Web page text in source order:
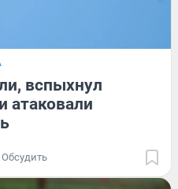
вспыхнул
атаковали
Обсудить